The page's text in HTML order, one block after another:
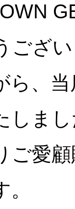
ござ
ら、
しま
ご愛